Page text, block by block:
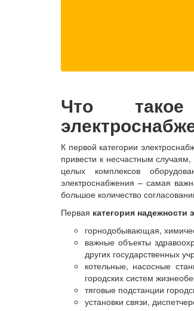
Что такое
К первой категории
привести к несчастным
целых комплексов
электроснабжения – самая
большое количество
Первая категория надежности
горнодобывающая,
важные объекты
других государственных
котельные, насосные
городских систем
тяговые подстанции
установки связи,